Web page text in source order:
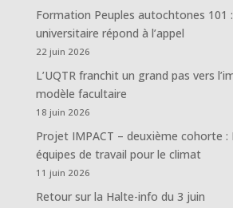
Formation Peuples autochtones 101
universitaire répond à l’appel
22 juin 2026
L’UQTR franchit un grand pas vers
modèle facultaire
18 juin 2026
Projet IMPACT – deuxième cohorte :
équipes de travail pour le climat
11 juin 2026
Retour sur la Halte-info du 3 juin